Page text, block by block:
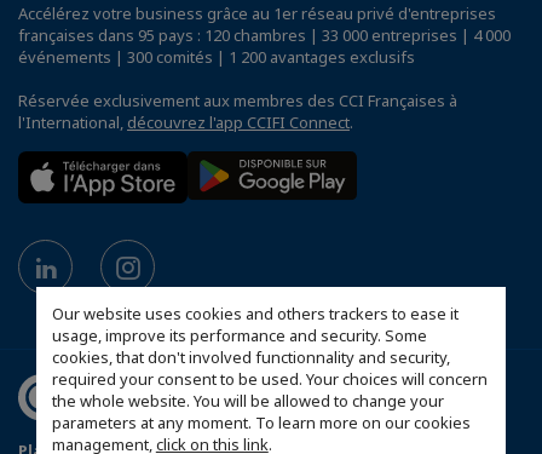
Our website uses cookies and others trackers to ease it
usage, improve its performance and security. Some
cookies, that don't involved functionnality and security,
required your consent to be used. Your choices will concern
the whole website. You will be allowed to change your
parameters at any moment. To learn more on our cookies
management,click on this link.
Accélérez votre business grâce au 1er réseau privé d'entreprises
françaises dans 95 pays : 120 chambres | 33 000 entreprises | 4 000
événements | 300 comités | 1 200 avantages exclusifs
Réservée exclusivement aux membres des CCI Françaises à
l'International, découvrez l'app CCIFI Connect.